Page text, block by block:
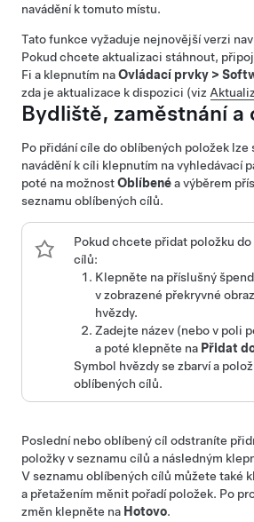
navádění k tomuto místu.
Tato funkce vyžaduje nejnovější verzi
Pokud chcete aktualizaci stáhnout,
Fi a klepnutím naOvládací prvky >
zda je aktualizace k dispozici (viz
Bydliště, zaměstnání a
Po přidání cíle do oblíbených položek lze
navádění k cíli klepnutím na vyhledávací
poté na možnostOblíbenéa výběrem
seznamu oblíbených cílů.
Pokud chcete přidat položku
cílů:
Klepněte na příslušný
v zobrazené překryvné
hvězdy.
Zadejte název (nebo v poli
a poté klepněte na Přidat
Symbol hvězdy se zbarví a
oblíbených cílů.
Poslední nebo oblíbený cíl odstraníte
položky v seznamu cílů a následným
V seznamu oblíbených cílů můžete také
a přetažením měnit pořadí položek. Po
změn klepněte na Hotovo.